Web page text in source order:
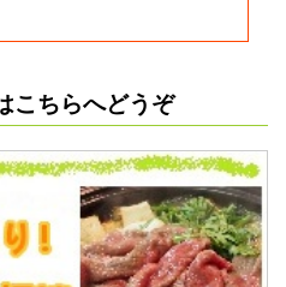
こちらへどうぞ